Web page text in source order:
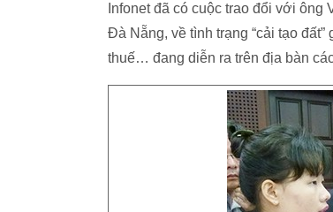
Infonet đã có cuộc trao đổi với
Đà Nẵng, về tình trạng “cải tạo
thuế… đang diễn ra trên địa bàn